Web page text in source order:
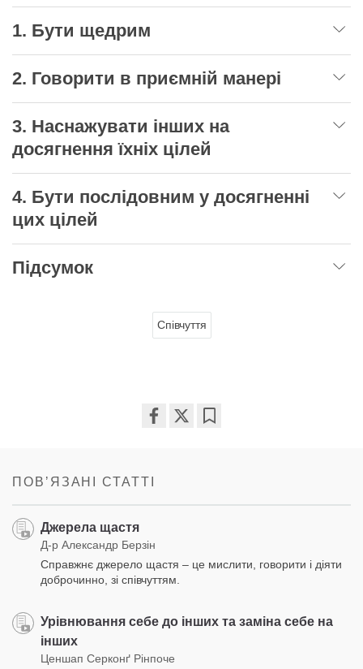
1. Бути щедрим
2. Говорити в приємній манері
3. Наснажувати інших на
досягнення їхніх цілей
4. Бути послідовним у досягненні
цих цілей
Підсумок
Співчуття
ПОВʼЯЗАНІ СТАТТІ
Джерела щастя
Д-р Александр Берзін
Справжнє джерело щастя – це мислити, говорити і діяти
доброчинно, зі співчуттям.
Урівнювання себе до інших та заміна себе на
інших
Ценшап Серконґ Рінпоче